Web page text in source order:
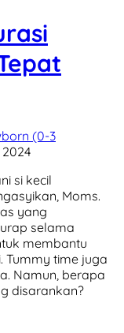
(0-3
si kecil
Moms.
yang
selama
membantu
Tummy time juga
Namun, berapa
disarankan?